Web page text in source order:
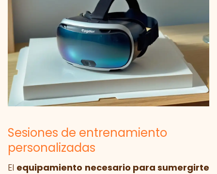
Sesiones de entrenamiento
personalizadas
El equipamiento necesario para sumergirte